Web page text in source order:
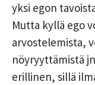
yksi egon
Mutta kyllä ego
arvostelemista,
nöyryyttämistä
erillinen, sillä